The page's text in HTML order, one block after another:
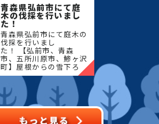
青森県弘前市にて庭
木の伐採を行いまし
た！
青森県弘前市にて庭木の
伐採を行いまし
た！ 【弘前市、青森
市、五所川原市、鯵ヶ沢
町】屋根からの雪下ろ
し・除雪・排雪などの作
業もお任せください！地
域密着で伐採・抜根・剪
定・草刈りなどのお庭の
こと、造園・